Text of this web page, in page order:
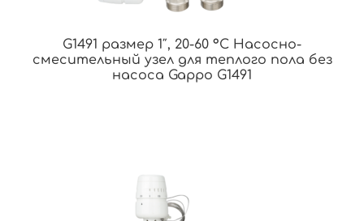
G1491 размер 1″, 20-60 °С Насосно-
смесительный узел для теплого пола без
насоса Gappo G1491